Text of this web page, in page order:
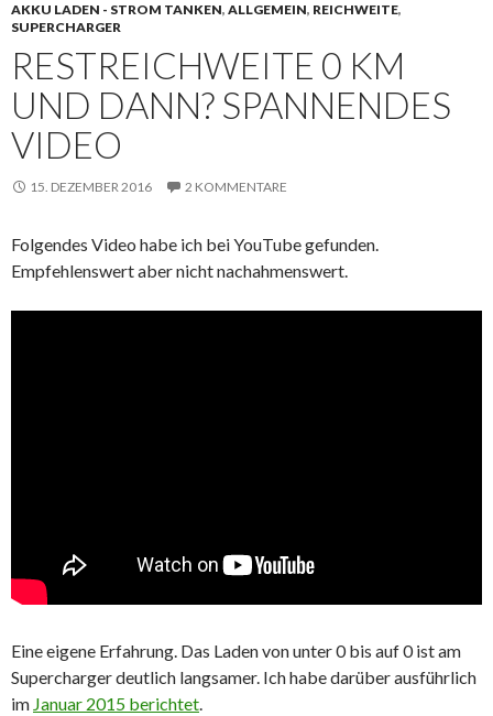
AKKU LADEN - STROM TANKEN, ALLGEMEIN, REICHWEITE,
SUPERCHARGER
RESTREICHWEITE 0 KM
UND DANN? SPANNENDES
VIDEO
15. DEZEMBER 2016 2 KOMMENTARE
Folgendes Video habe ich bei YouTube gefunden.
Empfehlenswert aber nicht nachahmenswert.
Eine eigene Erfahrung. Das Laden von unter 0 bis auf 0 ist am
Supercharger deutlich langsamer. Ich habe darüber ausführlich
im Januar 2015 berichtet.